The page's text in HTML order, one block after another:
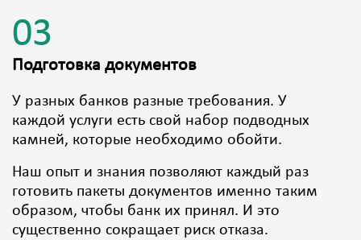
03
Подготовка документов
У разных банков разные требования. У
каждой услуги есть свой набор подводных
камней, которые необходимо обойти.
Наш опыт и знания позволяют каждый раз
готовить пакеты документов именно таким
образом, чтобы банк их принял. И это
существенно сокращает риск отказа.